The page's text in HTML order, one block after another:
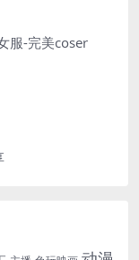
服-完美coser